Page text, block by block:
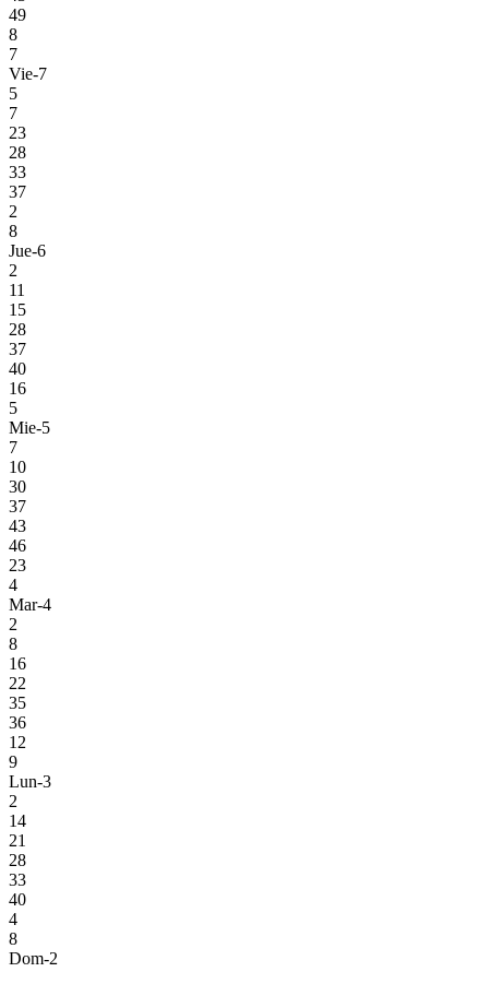
49
8
7
Vie-7
5
7
23
28
33
37
2
8
Jue-6
2
11
15
28
37
40
16
5
Mie-5
7
10
30
37
43
46
23
4
Mar-4
2
8
16
22
35
36
12
9
Lun-3
2
14
21
28
33
40
4
8
Dom-2